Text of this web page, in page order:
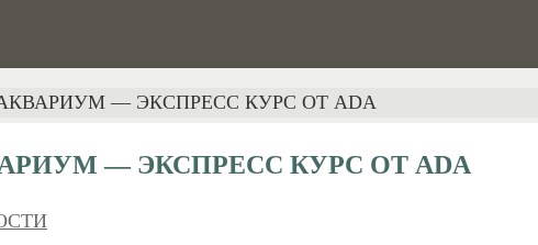
— ЭКСПРЕСС КУРС ОТ ADA
— ЭКСПРЕСС КУРС ОТ ADA